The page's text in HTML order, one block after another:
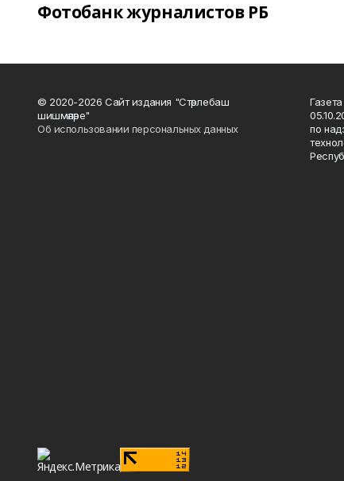
Фотобанк журналистов РБ
© 2020-2026 Сайт издания "Стәрлебаш
шишмәләре"
Об использовании персональных данных
по